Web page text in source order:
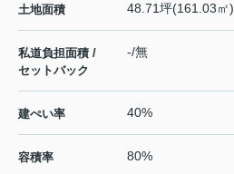
土地面積 48.71坪(161.03㎡)
私道負担面積 /
セットバック
-/無
建ぺい率 40%
容積率 80%